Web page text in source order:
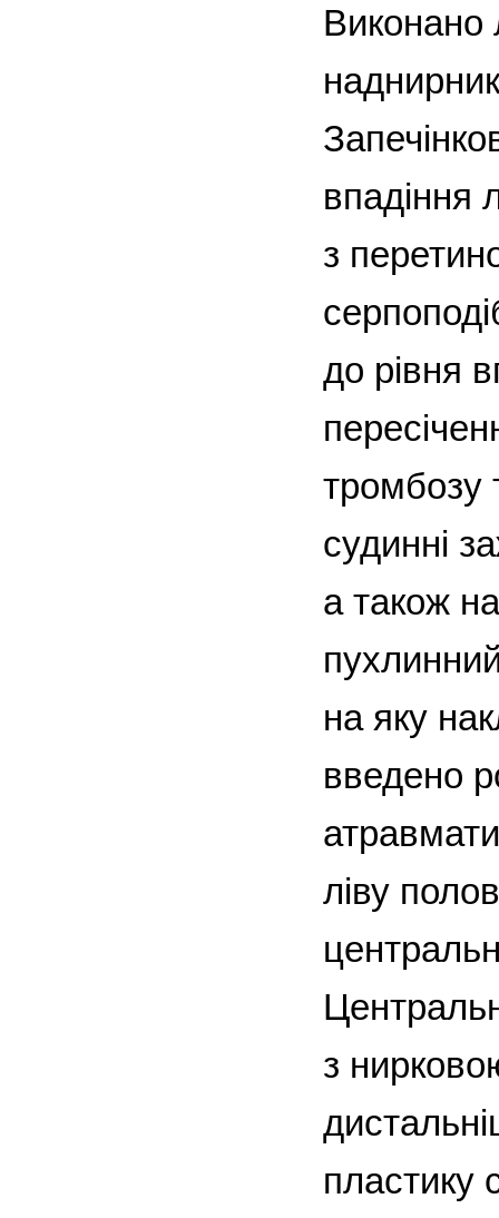
Виконано
впадіння
з
до рівня
тромбозу
судинні
а також
на яку
введено
ліву
з
пластику